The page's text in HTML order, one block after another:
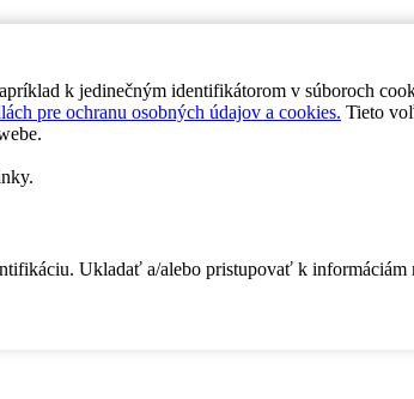
k jedinečným identifikátorom v súboroch
pre ochranu osobných údajov a cookies. Tieto
Ukladať a/alebo pristupovať k informáciám